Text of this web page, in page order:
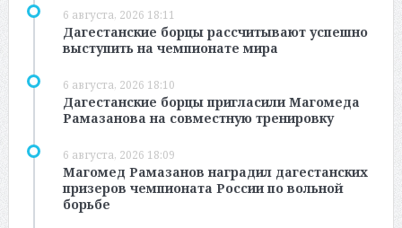
6 августа, 2026 18:11
Дагестанские борцы рассчитывают успешно
выступить на чемпионате мира
6 августа, 2026 18:10
Дагестанские борцы пригласили Магомеда
Рамазанова на совместную тренировку
6 августа, 2026 18:09
Магомед Рамазанов наградил дагестанских
призеров чемпионата России по вольной
борьбе